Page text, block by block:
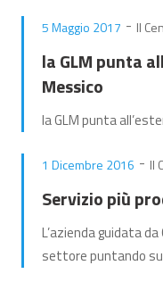
5 Maggio 2017 - Il
la GLM punta
Messico
la GLM punta
1 Dicembre 2016 - Il
Servizio più
L’azienda guidata
settore puntando